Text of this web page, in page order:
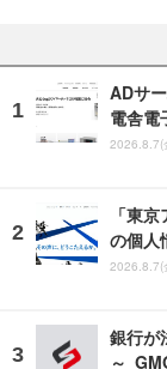
ADサ
電舎電
2026.8.7(
「東
の個人
2026.8.7(
銀行が
～